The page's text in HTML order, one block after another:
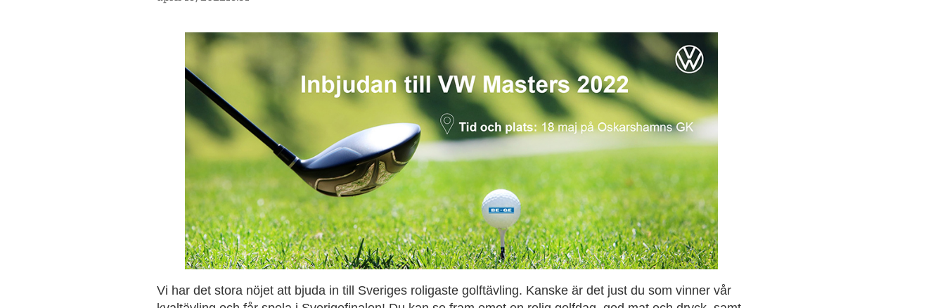
Vi har det stora nöjet att bjuda in till Sveriges roligaste golftävling. Kanske är det just du som vinner vår